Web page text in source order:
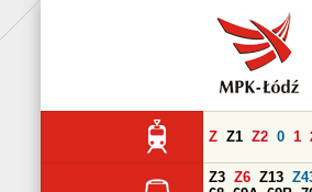
Z Z1 Z2 0 1
Z3 Z6 Z13